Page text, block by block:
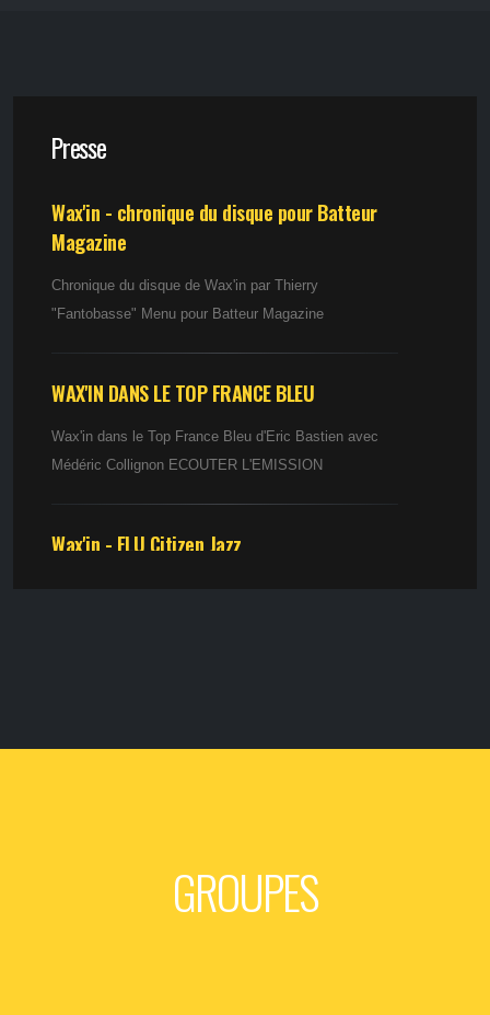
Presse
Wax'in - chronique du disque pour Batteur
Magazine
Chronique du disque de Wax'in par Thierry
"Fantobasse" Menu pour Batteur Magazine
WAX'IN DANS LE TOP FRANCE BLEU
Wax'in dans le Top France Bleu d'Eric Bastien avec
Médéric Collignon ECOUTER L'EMISSION
Wax'in - ELU Citizen Jazz
Wax'in avec les jeunes sourds de l'INJS
GROUPES